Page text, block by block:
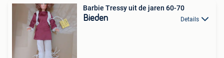
Barbie Tressy uit de jaren 60-70
Bieden Details